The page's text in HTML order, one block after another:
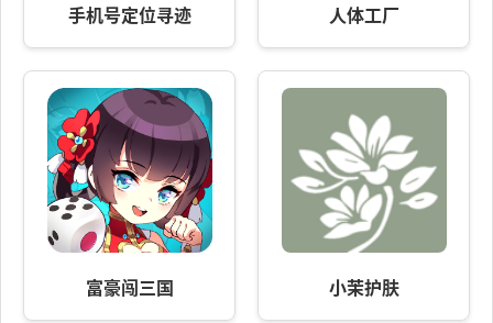
手机号定位寻迹 人体工厂
富豪闯三国 小茉护肤